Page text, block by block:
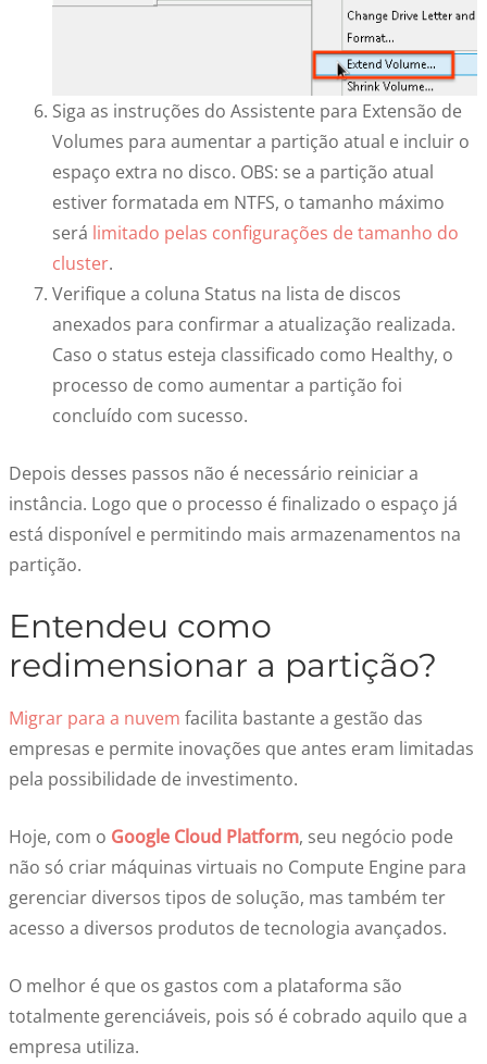
Siga as instruções do Assistente para Extensão de
Volumes para aumentar a partição atual e incluir o
espaço extra no disco. OBS: se a partição atual
estiver formatada em NTFS, o tamanho máximo
será limitado pelas configurações de tamanho do
cluster.
Verifique a coluna Status na lista de discos
anexados para confirmar a atualização realizada.
Caso o status esteja classificado como Healthy, o
processo de como aumentar a partição foi
concluído com sucesso.
Depois desses passos não é necessário reiniciar a
instância. Logo que o processo é finalizado o espaço já
está disponível e permitindo mais armazenamentos na
partição.
Entendeu como
redimensionar a partição?
Migrar para a nuvem facilita bastante a gestão das
empresas e permite inovações que antes eram limitadas
pela possibilidade de investimento.
Hoje, com o Google Cloud Platform, seu negócio pode
não só criar máquinas virtuais no Compute Engine para
gerenciar diversos tipos de solução, mas também ter
acesso a diversos produtos de tecnologia avançados.
O melhor é que os gastos com a plataforma são
totalmente gerenciáveis, pois só é cobrado aquilo que a
empresa utiliza.